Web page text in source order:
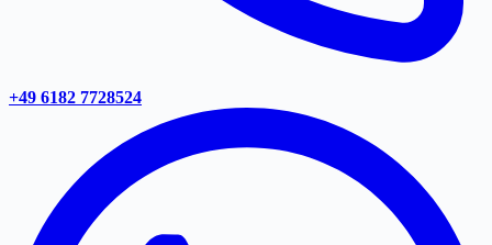
+49 6182 7728524